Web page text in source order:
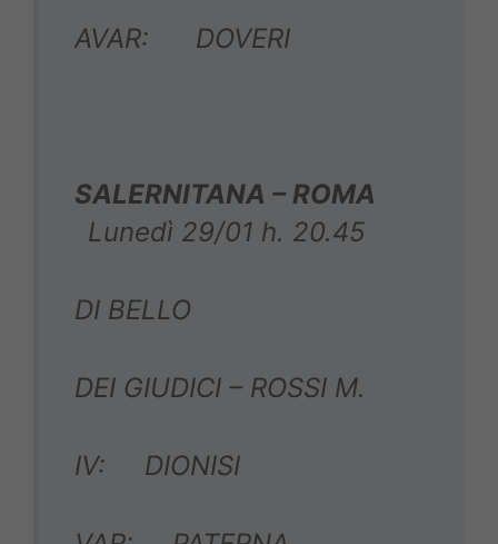
AVAR: DOVERI
SALERNITANA – ROMA
Lunedì 29/01 h. 20.45
DI BELLO
DEI GIUDICI – ROSSI M.
IV: DIONISI